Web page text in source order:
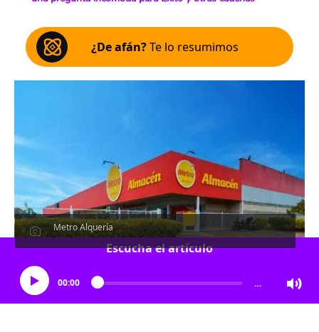
¿De afán?Te lo resumimos
Metro Alquería
Escucha el artículo
00:00 …